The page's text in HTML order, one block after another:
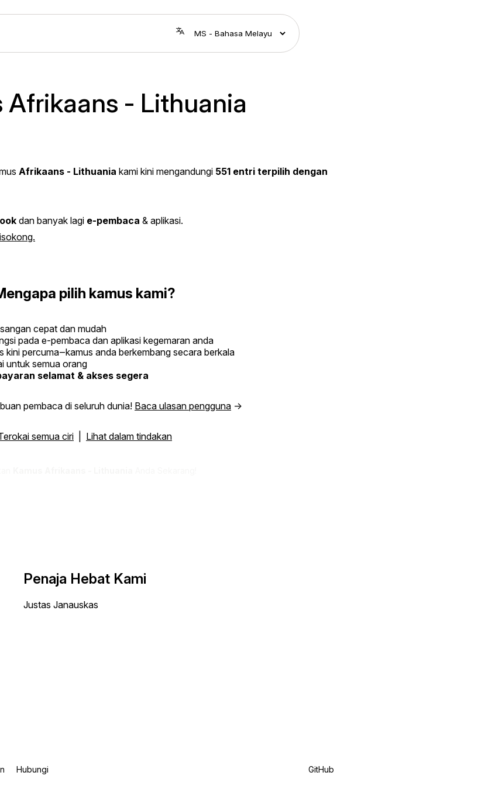
Afrikaans - Lithuania
Afrikaans - Lithuania kami kini mengandungi 551 entri terpilih dengan
dan banyak lagi e-pembaca & aplikasi.
pilih kamus kami?
cepat dan mudah
pada e-pembaca dan aplikasi kegemaran anda
kini percuma‒kamus anda berkembang secara berkala
untuk semua orang
selamat & akses segera
pembaca di seluruh dunia! Baca ulasan pengguna →
semua ciri Lihat dalam tindakan
Penaja Hebat Kami
Justas Janauskas
Hubungi GitHub